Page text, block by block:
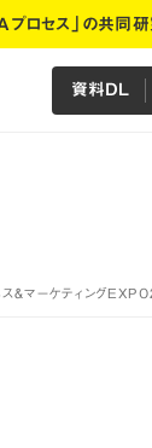
ロセス」の共同
資料DL
資料DL
ス＆マーケティング